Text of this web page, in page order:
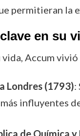
permitieran la
en su
Accum
Londres (1793):
influyentes